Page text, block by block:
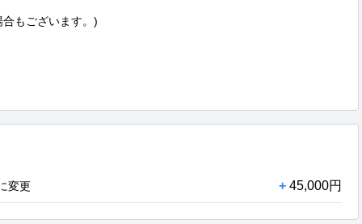
もございます。)
変更 + 45,000円